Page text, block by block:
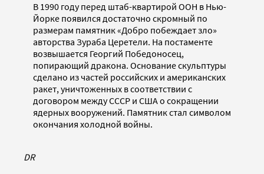
В 1990 году перед штаб-квартирой ООН в Нью-
Йорке появился достаточно скромный по
размерам памятник «Добро побеждает зло»
авторства Зураба Церетели. На постаменте
возвышается Георгий Победоносец,
попирающий дракона. Основание скульптуры
сделано из частей российских и американских
ракет, уничтоженных в соответствии с
договором между СССР и США о сокращении
ядерных вооружений. Памятник стал символом
окончания холодной войны.
DR